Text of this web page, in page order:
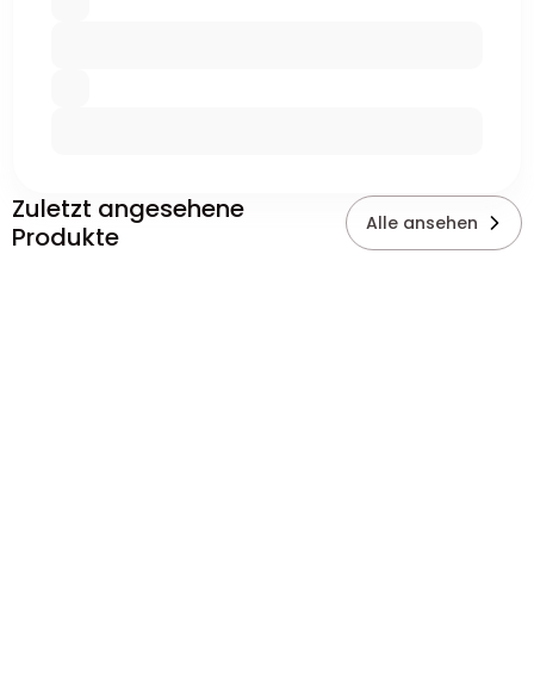
Zuletzt angesehene
Produkte
Alle ansehen